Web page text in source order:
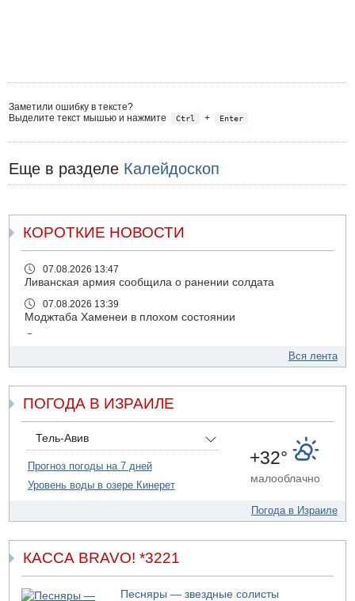
Заметили ошибку в тексте?
Выделите текст мышью и нажмите
Ctrl + Enter
Еще в разделе Калейдоскоп
КОРОТКИЕ НОВОСТИ
07.08.2026 13:47
Ливанская армия сообщила о ранении солдата
07.08.2026 13:39
Моджтаба Хаменеи в плохом состоянии
свадьбу
07.08.2026 11:05
Саудовская Аравия опасается нападения хуситов и
иракских ополченцев
07.08.2026 08:29
В Бат-Яме утонул мужчина
07.08.2026 08:29
Стрельба в школе Таиланда
Недалеко от Бейт-Шемеша погиб велосипедист
07.08.2026 06:24
Саудовская Аравия сообщает о нападении хуситов
06.08.2026 13:43
И еще иранские агенты
Вся лента
ПОГОДА В ИЗРАИЛЕ
Тель-Авив
Прогноз погоды на 7 дней
Уровень воды в озере Кинерет
+32°
малооблачно
Погода в Израиле
КАССА BRAVO! *3221
Песняры — звездные солисты